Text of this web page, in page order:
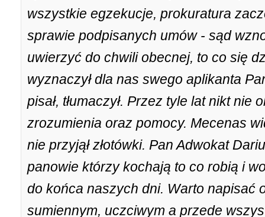
wszystkie egzekucje, prokuratura
sprawie podpisanych umów - sąd
uwierzyć do chwili obecnej, to co się
wyznaczył dla nas swego aplikanta
pisał, tłumaczył. Przez tyle lat nikt nie
zrozumienia oraz pomocy. Mecenas
nie przyjął złotówki. Pan Adwokat
panowie którzy kochają to co robią i
do końca naszych dni. Warto napisać
sumiennym, uczciwym a przede